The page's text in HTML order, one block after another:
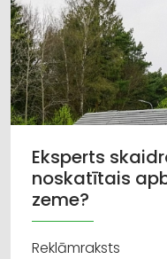
Eksperts
noskatītais
zeme?
Reklāmraksts